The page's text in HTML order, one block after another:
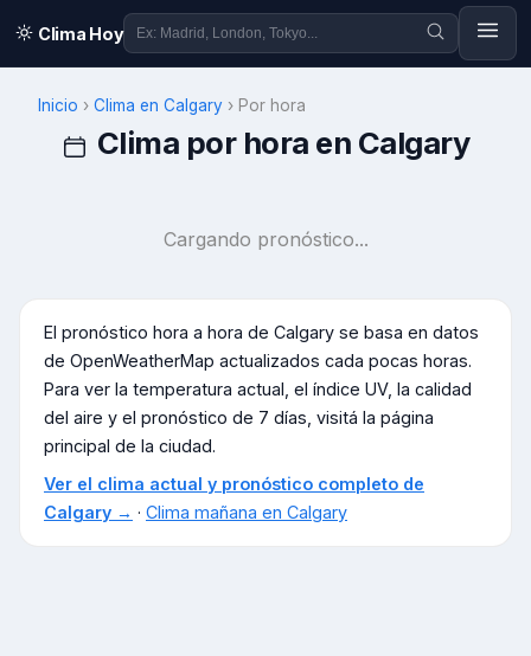
Clima Hoy
Inicio › Clima en Calgary › Por hora
Clima por hora en Calgary
Cargando pronóstico...
El pronóstico hora a hora de Calgary se basa en datos
de OpenWeatherMap actualizados cada pocas horas.
Para ver la temperatura actual, el índice UV, la calidad
del aire y el pronóstico de 7 días, visitá la página
principal de la ciudad.
Ver el clima actual y pronóstico completo de
Calgary → · Clima mañana en Calgary